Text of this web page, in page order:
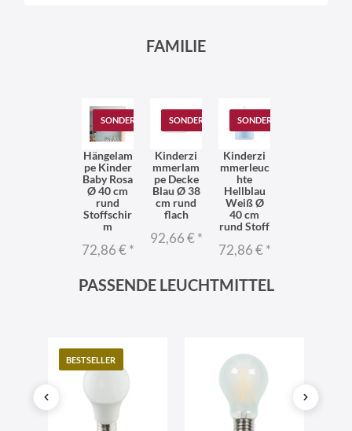
FAMILIE
SONDERANGEBOT
Hängelam
pe Kinder
Baby Rosa
Ø 40 cm
rund
Stoffschir
m
72,86 €*
SONDERANGEBOT
Kinderzi
mmerlam
pe Decke
Blau Ø 38
cm rund
flach
92,66 €*
SONDERANGEBOT
Kinderzi
mmerleuc
hte
Hellblau
Weiß Ø
40 cm
rund Stoff
72,86 €*
PASSENDE LEUCHTMITTEL
BESTSELLER